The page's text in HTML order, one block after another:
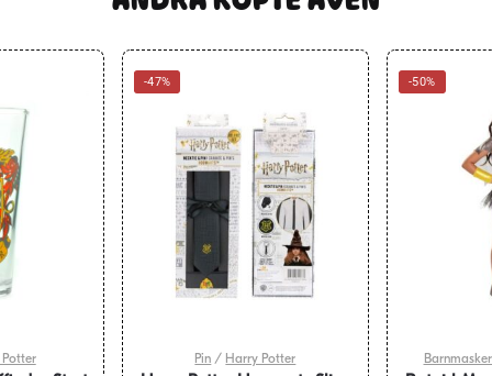
-47%
Pin / Harry Potter
-50%